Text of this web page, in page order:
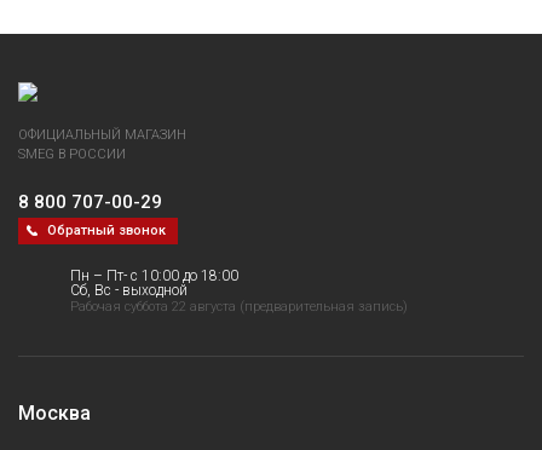
ОФИЦИАЛЬНЫЙ МАГАЗИН
SMEG В РОССИИ
8 800 707-00-29
Обратный звонок
Пн – Пт- с 10:00 до 18:00
Сб, Вс - выходной
Рабочая суббота 22 августа (предварительная запись)
Москва